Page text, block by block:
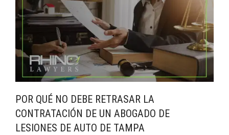
POR QUÉ NO DEBE RETRASAR LA
CONTRATACIÓN DE UN ABOGADO DE
LESIONES DE AUTO DE TAMPA